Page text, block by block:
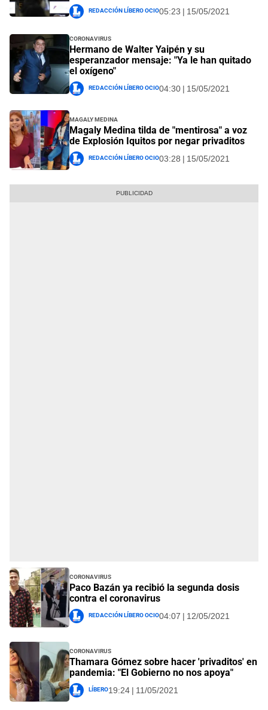
Redacción Líbero Ocio05:23 | 15/05/2021
Coronavirus
Hermano de Walter Yaipén y su
esperanzador mensaje: "Ya le han quitado
el oxígeno"
Redacción Líbero Ocio04:30 | 15/05/2021
Magaly Medina
Magaly Medina tilda de "mentirosa" a voz
de Explosión Iquitos por negar privaditos
Redacción Líbero Ocio03:28 | 15/05/2021
Coronavirus
Paco Bazán ya recibió la segunda dosis
contra el coronavirus
Redacción Líbero Ocio04:07 | 12/05/2021
Coronavirus
Thamara Gómez sobre hacer 'privaditos' en
pandemia: "El Gobierno no nos apoya"
Líbero19:24 | 11/05/2021